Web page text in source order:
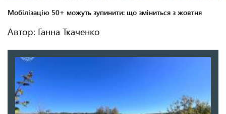
Автор: Ганна Ткаченко